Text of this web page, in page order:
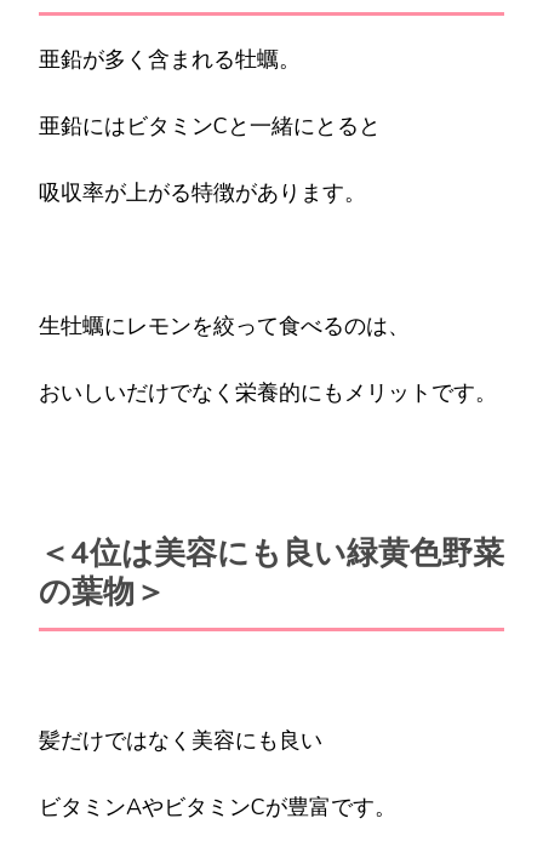
亜鉛が多く含まれる牡蠣。
亜鉛にはビタミンCと一緒にとると
吸収率が上がる特徴があります。
生牡蠣にレモンを絞って食べるのは、
おいしいだけでなく栄養的にもメリットです。
＜4位は美容にも良い緑黄色野菜
の葉物＞
髪だけではなく美容にも良い
ビタミンAやビタミンCが豊富です。